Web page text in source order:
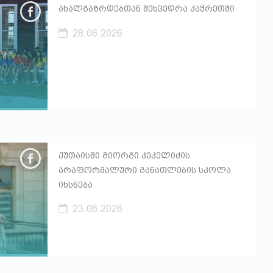
ახალგაზრდებთან შეხვედრა კაჭრეთში
28.06.2026
ქუთაისში გიორგი კეკელიძის
არაფორმალური განათლების სკოლა
იხსნება
23.06.2026